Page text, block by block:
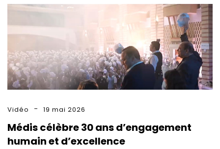
Vidéo 19 mai 2026
Médis célèbre 30 ans d’engagement
humain et d’excellence